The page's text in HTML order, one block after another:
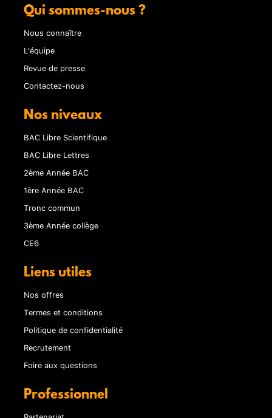
Qui sommes-nous ?
Nous connaître
L'équipe
Revue de presse
Contactez-nous
Nos niveaux
BAC Libre Scientifique
BAC Libre Lettres
2ème Année BAC
1ère Année BAC
Tronc commun
3ème Année collège
CE6
Liens utiles
Nos offres
Termes et conditions
Politique de confidentialité
Recrutement
Foire aux questions
Professionnel